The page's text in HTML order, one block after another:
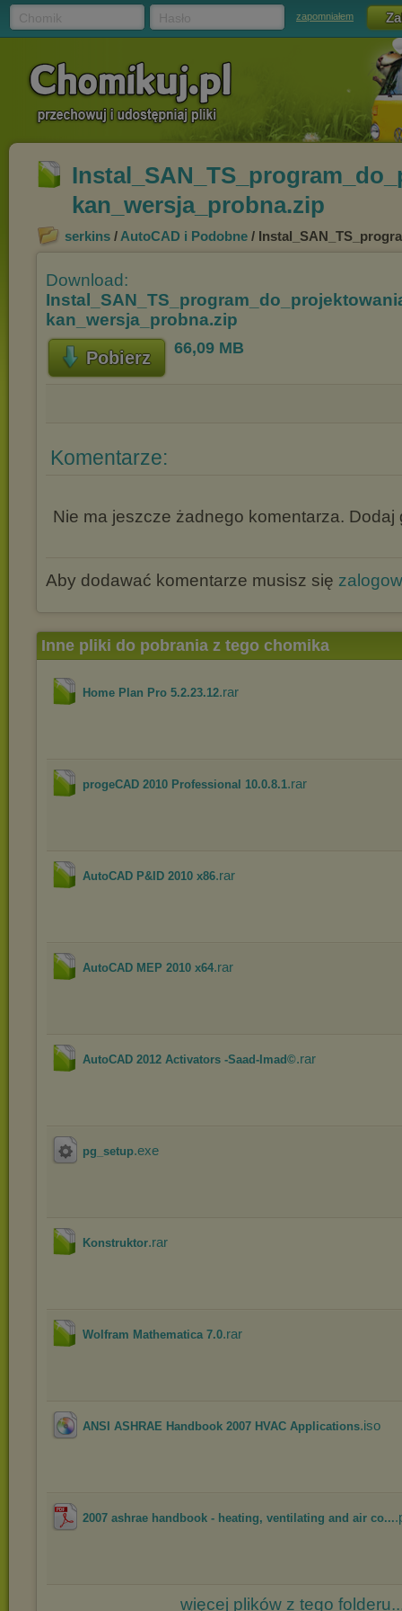
zapomniałem
kan_wersja_probna.zip
serkins / AutoCAD i Podobne /
Download:
kan_wersja_probna.zip
Pobierz 66,09 MB
Komentarze:
Nie ma jeszcze żadnego komentarza. Dodaj
Aby dodawać komentarze musisz się
Inne pliki do pobrania z tego chomika
Home Plan Pro 5.2.23.12.rar
progeCAD 2010 Professional 10.0.8.1.rar
AutoCAD P&ID 2010 x86.rar
AutoCAD MEP 2010 x64.rar
AutoCAD 2012 Activators -Saad-Imad©.rar
pg_setup.exe
Konstruktor.rar
Wolfram Mathematica 7.0.rar
ANSI ASHRAE Handbook 2007 HVAC Applications.iso
2007 ashrae handbook - heating, ventilating and air co...
więcej plików z tego